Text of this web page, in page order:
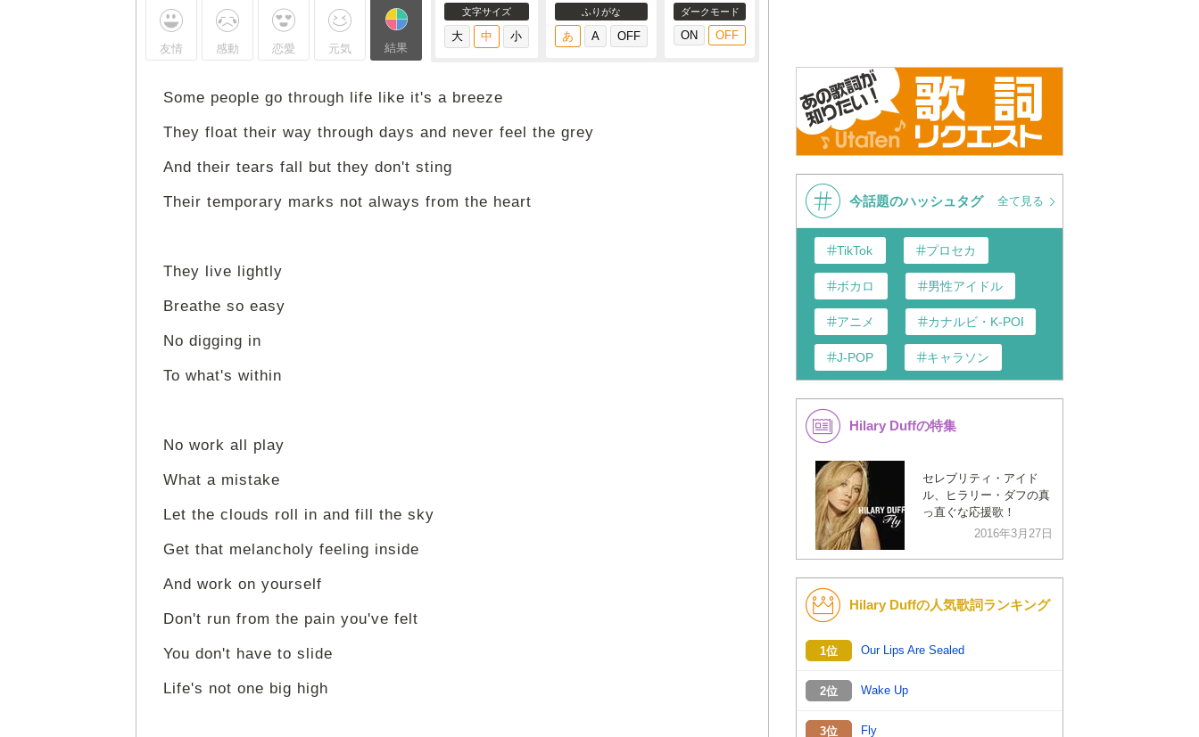
友情 感動 恋愛 元気 結果
文字サイズ ふりがな ダークモード
Some people go through life like it's a breeze
They float their way through days and never feel the grey
And their tears fall but they don't sting
Their temporary marks not always from the heart
They live lightly
Breathe so easy
No digging in
To what's within
No work all play
What a mistake
Let the clouds roll in and fill the sky
Get that melancholy feeling inside
And work on yourself
Don't run from the pain you've felt
You don't have to slide
Life's not one big high
今話題のハッシュタグ 全て見る
TikTok プロセカ
ボカロ 男性アイドル
アニメ カナルビ・K-POP和訳
J-POP キャラソン
K-POP 演歌・歌謡
バンド
VTuber ディズニー
Hilary Duffの特集
セレブリティ・アイド
ル、ヒラリー・ダフの真
っ直ぐな応援歌！
2016年3月27日
Hilary Duffの人気歌詞ランキング
1位 Our Lips Are Sealed
2位 Wake Up
3位 Fly